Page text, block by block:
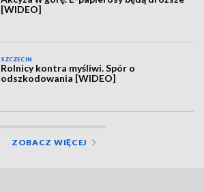
[WIDEO]
SZCZECIN
Rolnicy kontra myśliwi. Spór o
odszkodowania [WIDEO]
ZOBACZ WIĘCEJ